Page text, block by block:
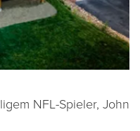
NFL-Spieler, John